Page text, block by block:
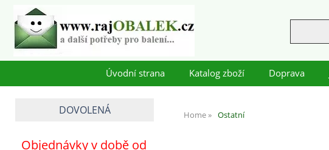
Úvodní strana Katalog zboží Doprava
Home Ostatní
DOVOLENÁ
Objednávky v době od